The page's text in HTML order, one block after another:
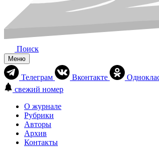
Поиск
Меню
Телеграм Вконтакте
свежий номер
О журнале
Рубрики
Авторы
Архив
Контакты